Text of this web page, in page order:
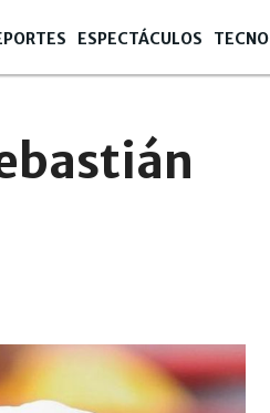
ESPECTÁCULOS TECNO